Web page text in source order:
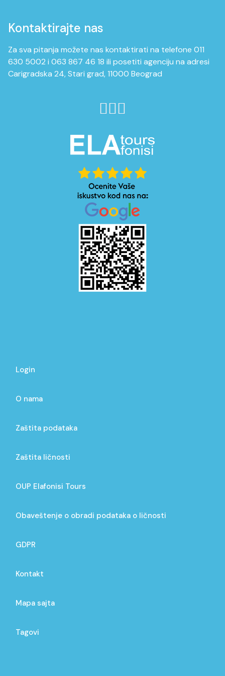
Kontaktirajte nas
Za sva pitanja možete nas kontaktirati na telefone 011
630 5002 i 063 867 46 18 ili posetiti agenciju na adresi
Carigradska 24, Stari grad, 11000 Beograd
Login
O nama
Zaštita podataka
Zaštita ličnosti
OUP Elafonisi Tours
Obaveštenje o obradi podataka o ličnosti
GDPR
Kontakt
Mapa sajta
Tagovi